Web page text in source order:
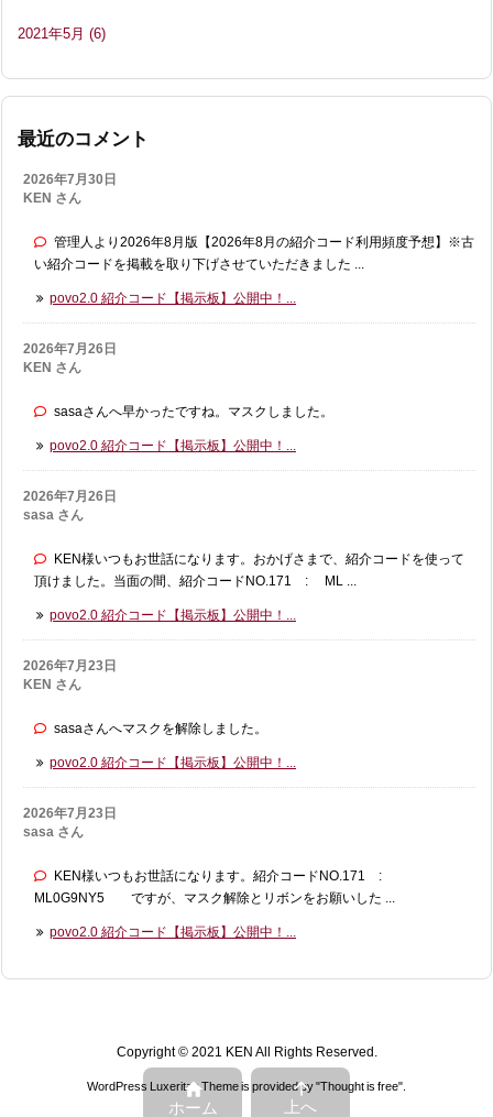
2021年5月 (6)
最近のコメント
2026年7月30日
KEN さん
管理人より2026年8月版【2026年8月の紹介コード利用頻度予想】※古
い紹介コードを掲載を取り下げさせていただきました ...
povo2.0 紹介コード【掲示板】公開中！...
2026年7月26日
KEN さん
sasaさんへ早かったですね。マスクしました。
povo2.0 紹介コード【掲示板】公開中！...
2026年7月26日
sasa さん
KEN様いつもお世話になります。おかげさまで、紹介コードを使って
頂けました。当面の間、紹介コードNO.171 : ML ...
povo2.0 紹介コード【掲示板】公開中！...
2026年7月23日
KEN さん
sasaさんへマスクを解除しました。
povo2.0 紹介コード【掲示板】公開中！...
2026年7月23日
sasa さん
KEN様いつもお世話になります。紹介コードNO.171 :
ML0G9NY5 ですが、マスク解除とリボンをお願いした ...
povo2.0 紹介コード【掲示板】公開中！...
Copyright © 2021 KEN All Rights Reserved.
WordPress Luxeritas Theme is provided by "Thought is free".

ホーム

上へ